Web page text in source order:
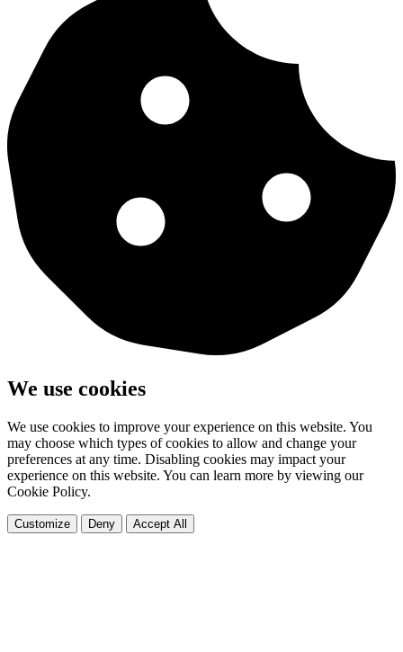
We use cookies
We use cookies to improve your experience on this website. You
may choose which types of cookies to allow and change your
preferences at any time. Disabling cookies may impact your
experience on this website. You can learn more by viewing our
Cookie Policy.
Customize Deny Accept All